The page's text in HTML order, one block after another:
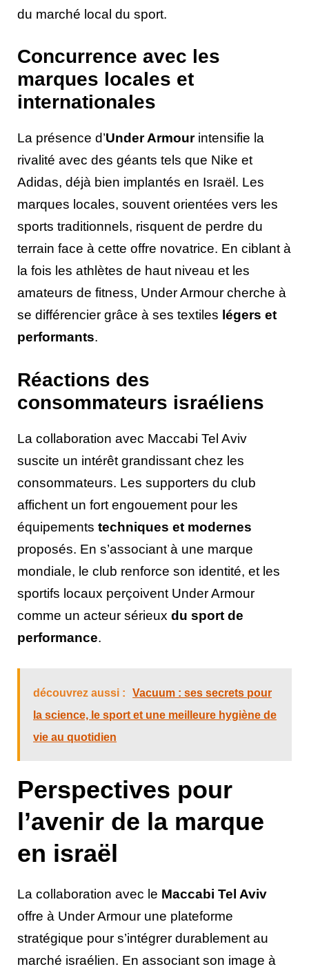
du marché local du sport.
Concurrence avec les
marques locales et
internationales
La présence d’Under Armourintensifie la
rivalité avec des géants tels que Nike et
Adidas, déjà bien implantés en Israël. Les
marques locales, souvent orientées vers les
sports traditionnels, risquent de perdre du
terrain face à cette offre novatrice. En ciblant à
la fois les athlètes de haut niveau et les
amateurs de fitness, Under Armour cherche à
se différencier grâce à ses textiles légers et
performants.
Réactions des
consommateurs israéliens
La collaboration avec Maccabi Tel Aviv
suscite un intérêt grandissant chez les
consommateurs. Les supporters du club
affichent un fort engouement pour les
équipements techniques et modernes
proposés. En s’associant à une marque
mondiale, le club renforce son identité, et les
sportifs locaux perçoivent Under Armour
comme un acteur sérieux du sport de
performance.
découvrez aussi :
Vacuum : ses secrets pour
la science, le sport et une meilleure hygiène de
vie au quotidien
Perspectives pour
l’avenir de la marque
en israël
La collaboration avec le Maccabi Tel Aviv
offre à Under Armour une plateforme
stratégique pour s’intégrer durablement au
marché israélien. En associant son image à